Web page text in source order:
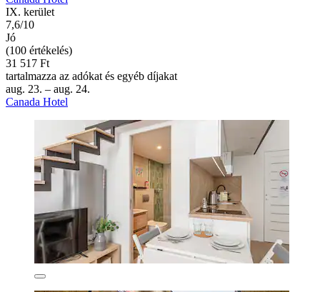
IX. kerület
7,6/10
Jó
(100 értékelés)
31 517 Ft
tartalmazza az adókat és egyéb díjakat
aug. 23. – aug. 24.
Canada Hotel